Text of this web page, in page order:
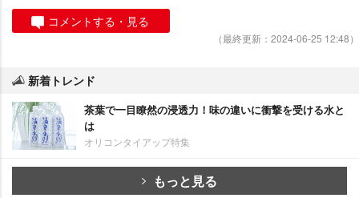
コメントする・見る
（最終更新：2024-06-25 12:48）
新着トレンド
茶葉で一目瞭然の浸透力！味の違いに衝撃を受ける水と
は
オリコンタイアップ特集
もっと見る